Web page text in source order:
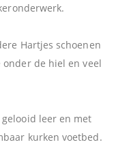
Hartjes schoenen
onder de hiel en veel
leer en met
kurken voetbed.